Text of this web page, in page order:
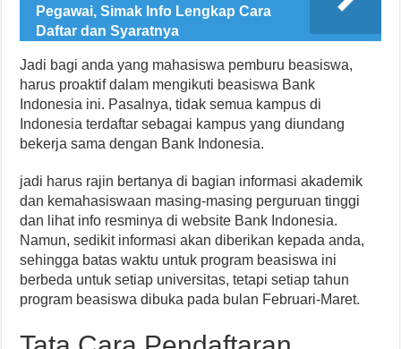
Pegawai, Simak Info Lengkap Cara
Daftar dan Syaratnya
Jadi bagi anda yang mahasiswa pemburu beasiswa,
harus proaktif dalam mengikuti beasiswa Bank
Indonesia ini. Pasalnya, tidak semua kampus di
Indonesia terdaftar sebagai kampus yang diundang
bekerja sama dengan Bank Indonesia.
jadi harus rajin bertanya di bagian informasi akademik
dan kemahasiswaan masing-masing perguruan tinggi
dan lihat info resminya di website Bank Indonesia.
Namun, sedikit informasi akan diberikan kepada anda,
sehingga batas waktu untuk program beasiswa ini
berbeda untuk setiap universitas, tetapi setiap tahun
program beasiswa dibuka pada bulan Februari-Maret.